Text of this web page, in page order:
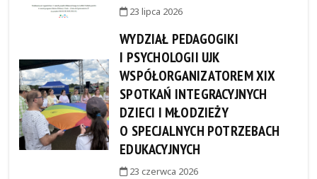
23 lipca 2026
WYDZIAŁ PEDAGOGIKI
I PSYCHOLOGII UJK
WSPÓŁORGANIZATOREM XIX
SPOTKAŃ INTEGRACYJNYCH
DZIECI I MŁODZIEŻY
O SPECJALNYCH POTRZEBACH
EDUKACYJNYCH
23 czerwca 2026